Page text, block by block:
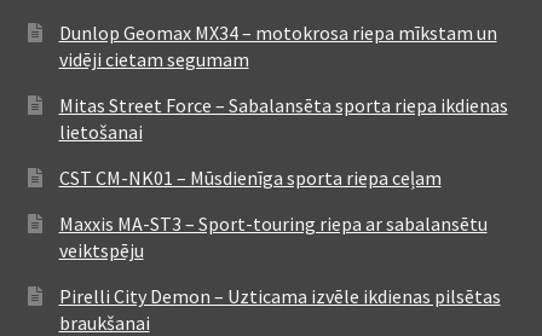
Dunlop Geomax MX34 – motokrosa riepa mīkstam un
vidēji cietam segumam
Mitas Street Force – Sabalansēta sporta riepa ikdienas
lietošanai
CST CM-NK01 – Mūsdienīga sporta riepa ceļam
Maxxis MA-ST3 – Sport-touring riepa ar sabalansētu
veiktspēju
Pirelli City Demon – Uzticama izvēle ikdienas pilsētas
braukšanai